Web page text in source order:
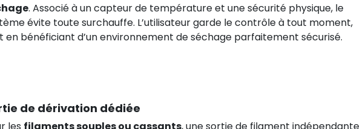
. Associé à un capteur de température et une sécurité physique, le
évite toute surchauffe. L’utilisateur garde le contrôle à tout moment,
en bénéficiant d’un environnement de séchage parfaitement sécurisé.
de dérivation dédiée
les filaments souples ou cassants, une sortie de filament indépendante